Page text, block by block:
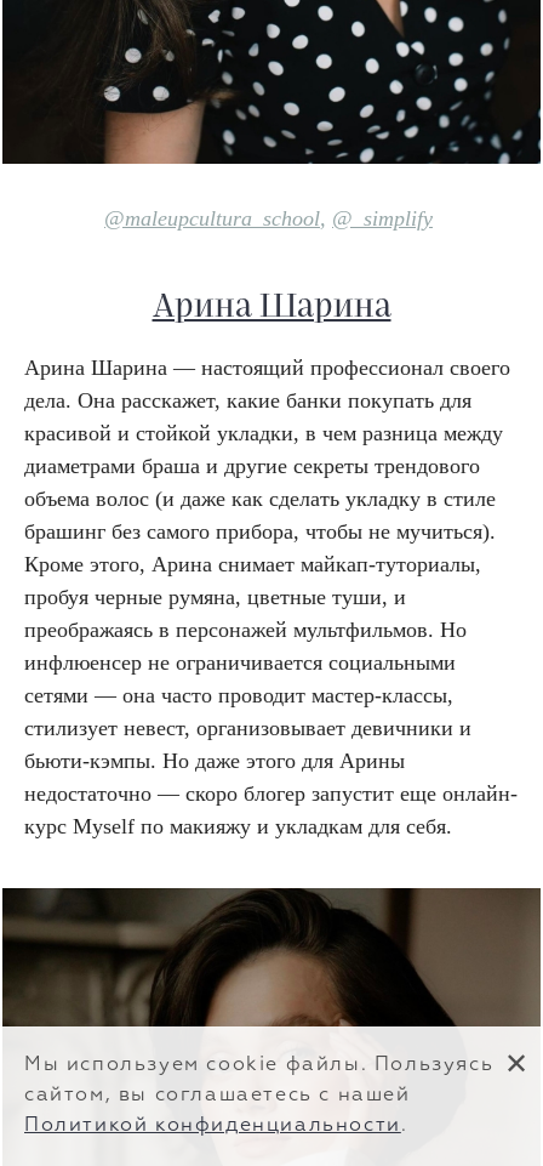
@maleupcultura_school, @_simplify
Арина Шарина
Арина Шарина — настоящий профессионал своего
дела. Она расскажет, какие банки покупать для
красивой и стойкой укладки, в чем разница между
диаметрами браша и другие секреты трендового
объема волос (и даже как сделать укладку в стиле
брашинг без самого прибора, чтобы не мучиться).
Кроме этого, Арина снимает майкап-туториалы,
пробуя черные румяна, цветные туши, и
преображаясь в персонажей мультфильмов. Но
инфлюенсер не ограничивается социальными
сетями — она часто проводит мастер-классы,
стилизует невест, организовывает девичники и
бьюти-кэмпы. Но даже этого для Арины
недостаточно — скоро блогер запустит еще онлайн-
курс Myself по макияжу и укладкам для себя.
Мы используем cookie файлы. Пользуясь
сайтом, вы соглашаетесь с нашей
Политикой конфиденциальности .
✕